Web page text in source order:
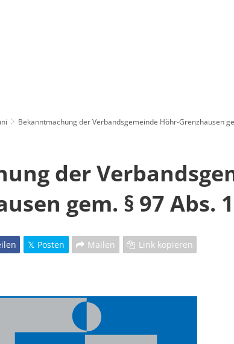
Bekanntmachung der Verbandsgemeinde Höhr-Grenzhausen
der
gem. § 97 Abs.
Posten Mailen Link kopieren